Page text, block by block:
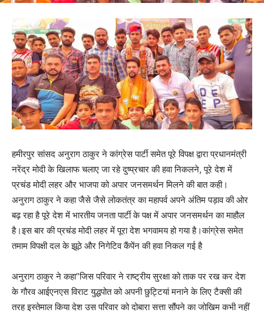
हमीरपुर सांसद अनुराग ठाकुर ने कांग्रेस पार्टी समेत पूरे विपक्ष द्वारा प्रधानमंत्री
नरेंद्र मोदी के खिलाफ चलाए जा रहे दुष्प्रचार की हवा निकलने, पूरे देश में
प्रचंड मोदी लहर और भाजपा को अपार जनसमर्थन मिलने की बात कही।
अनुराग ठाकुर ने कहा जैसे जैसे लोकतंत्र का महापर्व अपने अंतिम पड़ाव की ओर
बढ़ रहा है पूरे देश में भारतीय जनता पार्टी के पक्ष में अपार जनसमर्थन का माहौल
है।इस बार की प्रचंड मोदी लहर में पूरा देश भगवामय हो गया है।कांग्रेस समेत
तमाम विपक्षी दल के झूठे और निगेटिव कैंपेंन की हवा निकल गई है
अनुराग ठाकुर ने कहा”जिस परिवार ने राष्ट्रीय सुरक्षा को ताक पर रख कर देश
के गौरव आईएनएस विराट युद्धपोत को अपनी छुट्टियां मनाने के लिए टैक्सी की
तरह इस्तेमाल किया देश उस परिवार को दोबारा सत्ता सौंपने का जोखिम कभी नहीं